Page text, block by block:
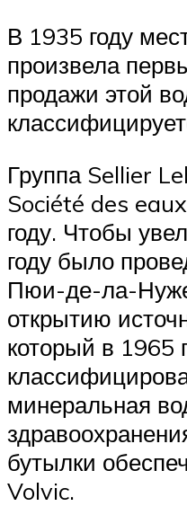
В 1935 году
произвела
продажи этой
Группа Sellier
Société des
году. Чтобы
году было
Пюи-де-ла-
открытию
который в 1965
минеральная
бутылки
Volvic.